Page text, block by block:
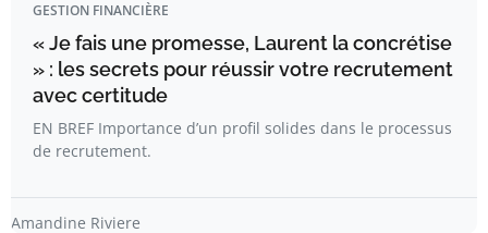
GESTION FINANCIÈRE
« Je fais une promesse, Laurent la concrétise
» : les secrets pour réussir votre recrutement
avec certitude
EN BREF Importance d’un profil solides dans le processus
de recrutement.
Amandine Riviere